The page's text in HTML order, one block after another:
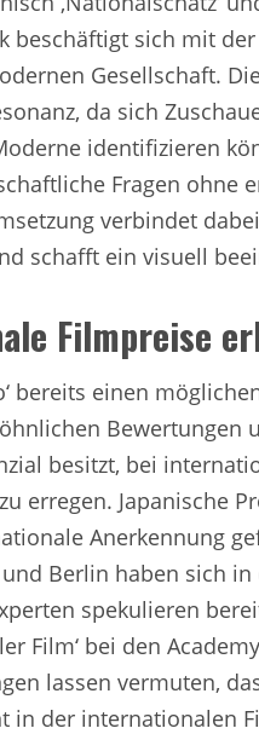
beschäftigt sich mit
Gesellschaft.
da sich
identifizieren
Fragen ohne
verbindet
schafft ein visuell
Filmpreise
bereits einen
Bewertungen
besitzt, bei
erregen. Japanische
Anerkennung
Berlin haben sich
spekulieren
Film‘ bei den
lassen vermuten,
in der internationalen